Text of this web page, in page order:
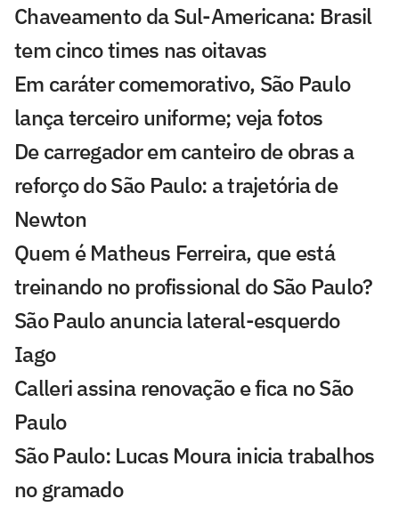
Chaveamento da Sul-Americana: Brasil
tem cinco times nas oitavas
Em caráter comemorativo, São Paulo
lança terceiro uniforme; veja fotos
De carregador em canteiro de obras a
reforço do São Paulo: a trajetória de
Newton
Quem é Matheus Ferreira, que está
treinando no profissional do São Paulo?
São Paulo anuncia lateral-esquerdo
Iago
Calleri assina renovação e fica no São
Paulo
São Paulo: Lucas Moura inicia trabalhos
no gramado